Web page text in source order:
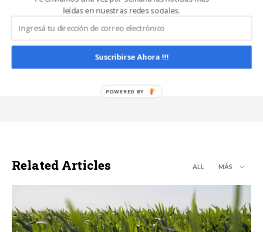
Carlos Oliveira Espil
https://www.noticiasdecampo.com/
Related Articles ALL MÁS
leídas en nuestras redes sociales.
Suscribirse Ahora !!!